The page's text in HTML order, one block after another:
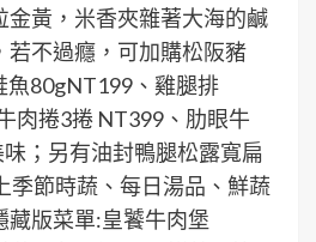
金黃，米香夾雜著大海的鹹
若不過癮，可加購松阪豬
魚80gNT199、雞腿排
肉捲3捲 NT399、肋眼牛
；另有油封鴨腿松露寬扁
季節時蔬、每日湯品、鮮蔬
藏版菜單:皇饕牛肉堡